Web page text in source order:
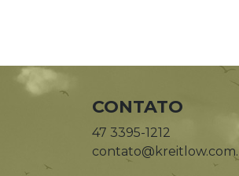
CONTATO
47 3395-1212